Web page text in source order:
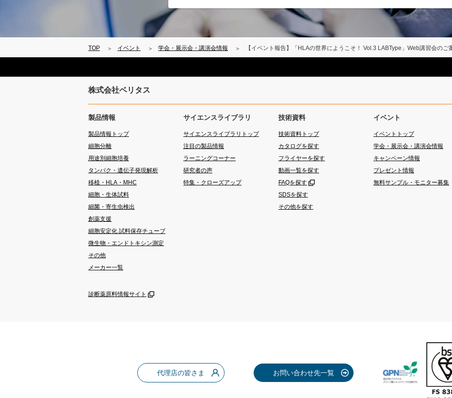
TOP イベント 学会・展示会・講演会情報 【イベント報告】「HLAの世界にようこそ！ Vol.3 LABType」Web講習会のご
株式会社ベリタス
製品情報
製品情報トップ
細胞分離
用途別細胞培養
タンパク・遺伝子発現解析
移植・HLA・MHC
細胞・生体試料
細菌・寄生虫検出
創薬支援
細胞安定化 試料保存チューブ
微生物・エンドトキシン測定
その他
メーカー一覧
診断薬原料情報サイト
サイエンスライブラリ
サイエンスライブラリトップ
注目の製品情報
ラーニングコーナー
研究者の声
特集・クローズアップ
技術資料
技術資料トップ
カタログを探す
フライヤーを探す
動画一覧を探す
FAQを探す
SDSを探す
その他を探す
イベント
イベントトップ
学会・展示会・講演会情報
キャンペーン情報
プレゼント情報
無料サンプル・モニター募集
代理店の皆さま お問い合わせ先一覧